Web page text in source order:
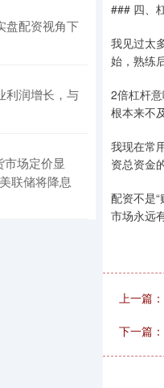
### 四、
我见过太
始，熟练
2倍杠杆
根本来不
我现在常
资总资金
配资不是
市场永远
上一篇：
下一篇：
盘配资视角下
利润增长，与
市场定价显
联储将降息